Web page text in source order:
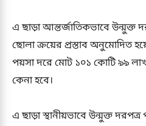
এ ছাড়া আন্তর্জাতিকভাবে উন্মুক্ত
ছোলা ক্রয়ের প্রস্তাব অনুমোদিত
পয়সা দরে মোট ১০১ কোটি ৯৯
কেনা হবে।
এ ছাড়া স্থানীয়ভাবে উন্মুক্ত